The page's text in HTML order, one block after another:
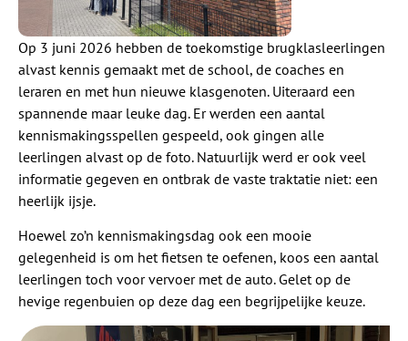
Op 3 juni 2026 hebben de toekomstige brugklasleerlingen
alvast kennis gemaakt met de school, de coaches en
leraren en met hun nieuwe klasgenoten. Uiteraard een
spannende maar leuke dag. Er werden een aantal
kennismakingsspellen gespeeld, ook gingen alle
leerlingen alvast op de foto. Natuurlijk werd er ook veel
informatie gegeven en ontbrak de vaste traktatie niet: een
heerlijk ijsje.
Hoewel zo’n kennismakingsdag ook een mooie
gelegenheid is om het fietsen te oefenen, koos een aantal
leerlingen toch voor vervoer met de auto. Gelet op de
hevige regenbuien op deze dag een begrijpelijke keuze.